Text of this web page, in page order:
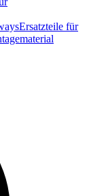
Ersatzteile für